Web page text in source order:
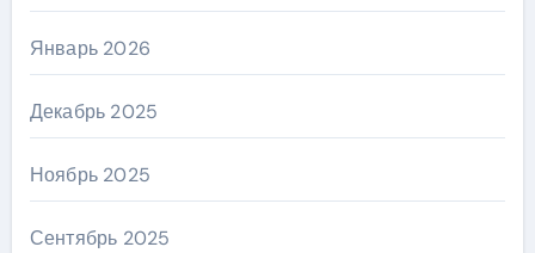
Январь 2026
Декабрь 2025
Ноябрь 2025
Сентябрь 2025